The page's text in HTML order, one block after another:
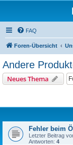
FAQ
Foren-Übersicht
Andere
Neues Thema
Fehler beim
Letzter Beitrag
Antworten: 4